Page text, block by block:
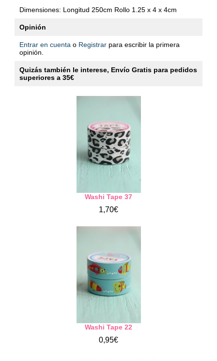
Dimensiones: Longitud 250cm Rollo 1.25 x 4 x 4cm
Opinión
Entrar en cuenta o Registrar para escribir la primera
opinión.
Quizás también le interese, Envío Gratis para pedidos
superiores a 35€
Washi Tape 37
1,70€
Washi Tape 22
0,95€